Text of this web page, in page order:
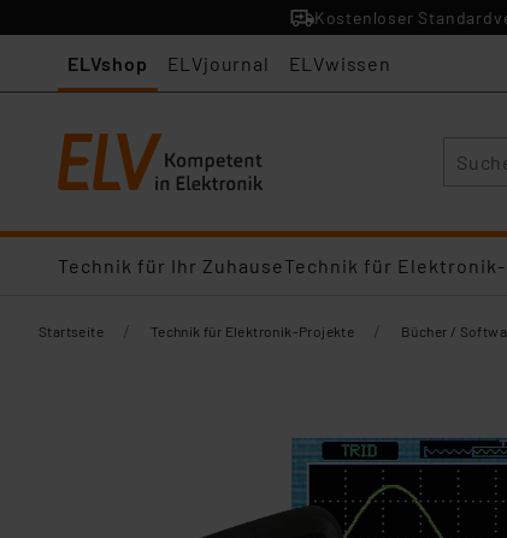
Kostenloser
ELVshop ELVjournal ELVwissen
Technik für Ihr ZuhauseTechnik für
Startseite / Technik für Elektronik-Projekte / Bücher /